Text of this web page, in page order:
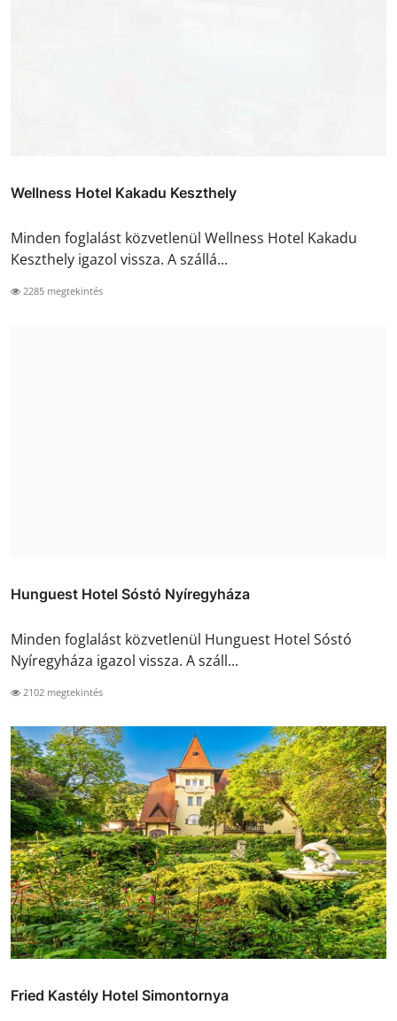
Wellness Hotel Kakadu Keszthely
Minden foglalást közvetlenül Wellness Hotel Kakadu
Keszthely igazol vissza. A szállá...
2285 megtekintés
Hunguest Hotel Sóstó Nyíregyháza
Minden foglalást közvetlenül Hunguest Hotel Sóstó
Nyíregyháza igazol vissza. A száll...
2102 megtekintés
Fried Kastély Hotel Simontornya